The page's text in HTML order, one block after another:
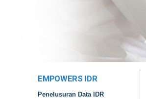
EMPOWERS IDR
Penelusuran Data IDR